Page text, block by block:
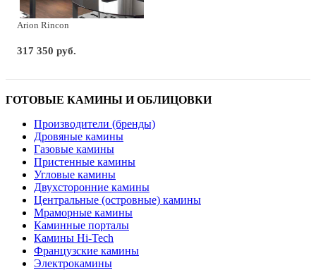
Arion Rincon
317 350 руб.
ГОТОВЫЕ КАМИНЫ И ОБЛИЦОВКИ
Производители (бренды)
Дровяные камины
Газовые камины
Пристенные камины
Угловые камины
Двухсторонние камины
Центральные (островные) камины
Мраморные камины
Каминные порталы
Камины Hi-Tech
Французские камины
Электрокамины